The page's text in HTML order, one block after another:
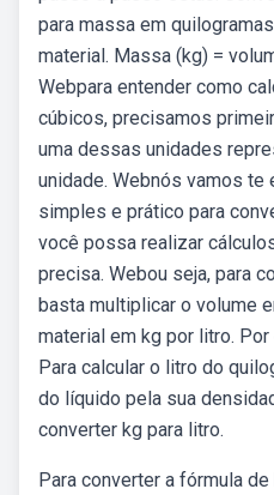
para massa em
material. Massa (kg) =
Webpara entender como
cúbicos, precisamos
uma dessas unidades
unidade. Webnós vamos te
simples e prático para
você possa realizar
precisa. Webou seja, para
basta multiplicar o volume
material em kg por litro.
Para calcular o litro do
do líquido pela sua
converter kg para litro.
Para converter a fórmula